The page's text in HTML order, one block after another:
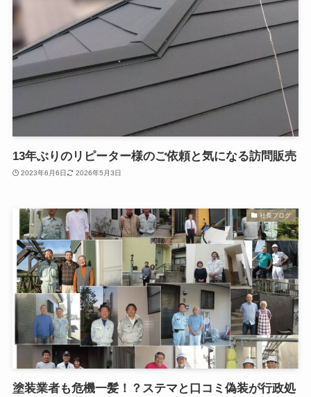
13年ぶりのリピーター様のご依頼と気になる訪問販売
2023年6月6日 2026年5月3日
社長ブログ
塗装業者も危機一髪！？ステマと口コミ偽装が行政処